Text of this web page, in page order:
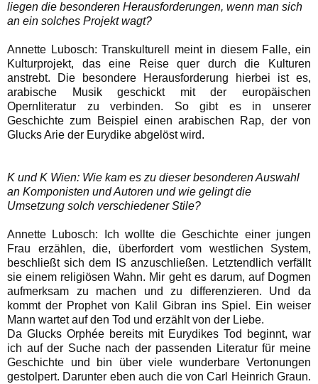
liegen die besonderen Herausforderungen, wenn man sich
an ein solches Projekt wagt?
Annette Lubosch: Transkulturell meint in diesem Falle, ein
Kulturprojekt, das eine Reise quer durch die Kulturen
anstrebt. Die besondere Herausforderung hierbei ist es,
arabische Musik geschickt mit der europäischen
Opernliteratur zu verbinden. So gibt es in unserer
Geschichte zum Beispiel einen arabischen Rap, der von
Glucks Arie der Eurydike abgelöst wird.
K und K Wien: Wie kam es zu dieser besonderen Auswahl
an Komponisten und Autoren und wie gelingt die
Umsetzung solch verschiedener Stile?
Annette Lubosch: Ich wollte die Geschichte einer jungen
Frau erzählen, die, überfordert vom westlichen System,
beschließt sich dem IS anzuschließen. Letztendlich verfällt
sie einem religiösen Wahn. Mir geht es darum, auf Dogmen
aufmerksam zu machen und zu differenzieren. Und da
kommt der Prophet von Kalil Gibran ins Spiel. Ein weiser
Mann wartet auf den Tod und erzählt von der Liebe.
Da Glucks Orphée bereits mit Eurydikes Tod beginnt, war
ich auf der Suche nach der passenden Literatur für meine
Geschichte und bin über viele wunderbare Vertonungen
gestolpert. Darunter eben auch die von Carl Heinrich Graun.